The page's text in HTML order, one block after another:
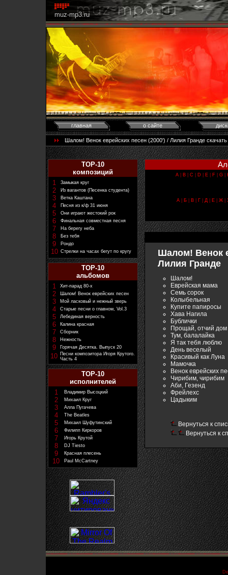
muz-mp3.ru
главная о сайте
Шалом! Венок еврейских песен (2000') / Лилия Гранде
TOP-10
композиций
1
Замыкая круг
2 Из вагантов (Песенка студента)
3 Ветка Каштана
4 Песня из к/ф 31 июня
5 Они играют жестокий рок
6 Финальная совместная песня
7 На берегу неба
8 Без тебя
9 Рондо
10 Стрелки на часах бегут по кругу
TOP-10
альбомов
1
Хит-парад 80-х
2 Шалом! Венок еврейских песен
3 Мой ласковый и нежный зверь
4 Старые песни о главном, Vol.3
5 Лебединая верность
6 Калина красная
7 Сборник
8 Нежность
9 Горячая Десятка. Выпуск 20
10 Песни композитора Игоря Крутого.
Часть 4
TOP-10
исполнителей
1
Владимир Высоцкий
2 Михаил Круг
3 Алла Пугачева
4 The Beatles
5 Михаил Шуфутинский
6 Филипп Киркоров
7 Игорь Крутой
8 DJ Tiesto
9 Красная плесень
10 Paul McCartney
A B C D E F G
А| Б| В| Г| Д| Е| Ж|
Шалом! Венок
Лилия Гранде
Шалом!
Еврейская мама
Семь сорок
Колыбельная
Купите папиросы
Хава Нагила
Бублички
Прощай, отчий дом
Тум, балалайка
Я так тебя люблю
День веселый
Красивый как Луна
Мамочка
Венок еврейских
Чирибим, чирибим
Аби, Гезенд
Фрейлехс
Цадыким
Вернуться к
Вернуться к